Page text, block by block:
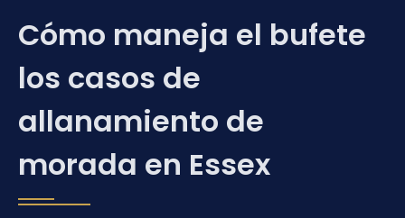
Cómo maneja el bufete
los casos de
allanamiento de
morada en Essex